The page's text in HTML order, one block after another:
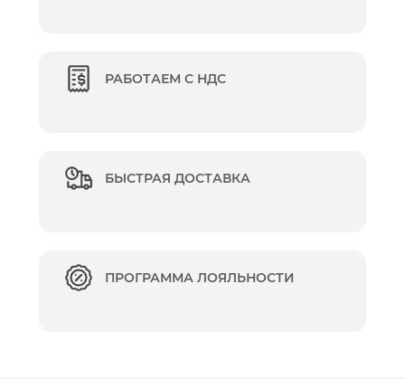
РАБОТАЕМ С НДС
БЫСТРАЯ ДОСТАВКА
ПРОГРАММА ЛОЯЛЬНОСТИ